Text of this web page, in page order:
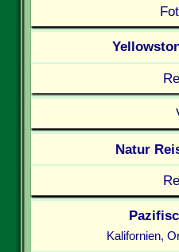
Natur
Kalifornien,